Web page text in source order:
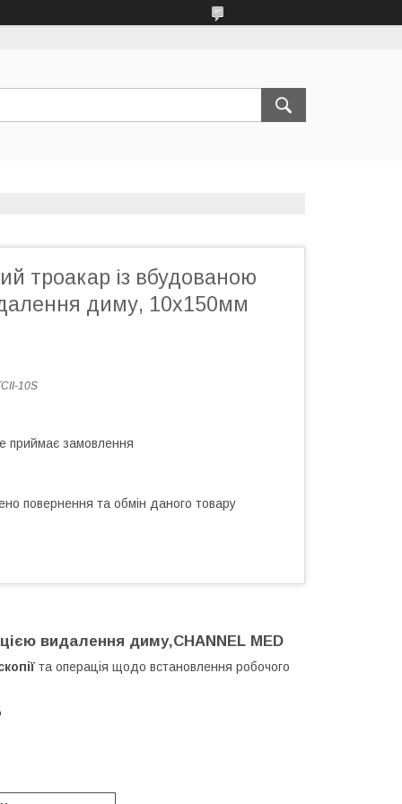
троакар із вбудованою
диму, 10х150мм
10S
приймає замовлення
повернення та обмін даного товару
видалення диму,CHANNEL MED
та операція щодо встановлення робочого